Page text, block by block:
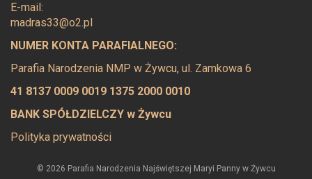
E-mail:
madras33@o2.pl
NUMER KONTA PARAFIALNEGO:
Parafia Narodzenia NMP w Żywcu, ul. Zamkowa 6
41 8137 0009 0019 1375 2000 0010
BANK SPÓŁDZIELCZY w Żywcu
Polityka prywatności
© 2026 Parafia Narodzenia Najświętszej Maryi Panny w Żywcu